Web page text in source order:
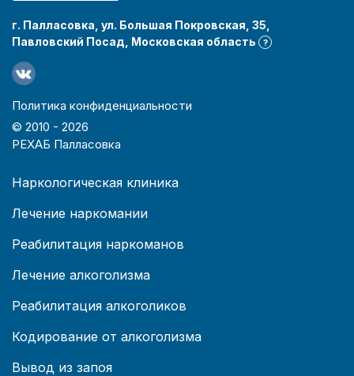
г. Палласовка, ул. Большая Покровская, 35,
Павловский Посад, Московская область
?
Политика конфиденциальности
© 2010 - 2026
РЕХАБ Палласовка
Наркологическая клиника
Лечение наркомании
Реабилитация наркоманов
Лечение алкоголизма
Реабилитация алкоголиков
Кодирование от алкоголизма
Вывод из запоя